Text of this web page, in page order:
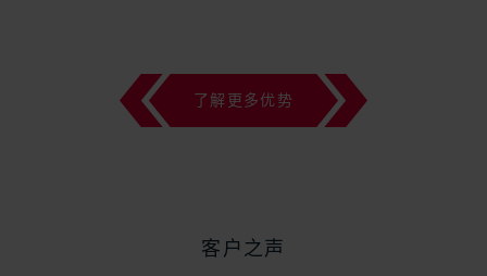
了解更多优势
客户之声